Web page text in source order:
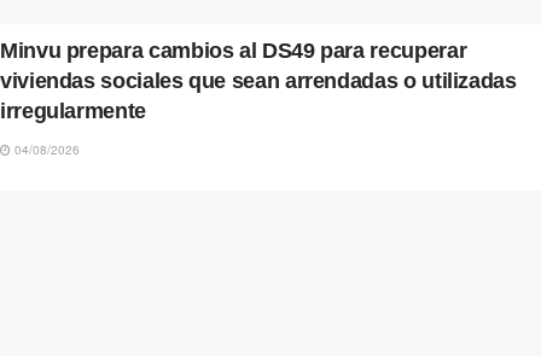
Minvu prepara cambios al DS49 para recuperar
viviendas sociales que sean arrendadas o utilizadas
irregularmente
04/08/2026